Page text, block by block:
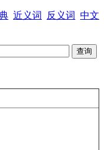
近义词 反义词 中文